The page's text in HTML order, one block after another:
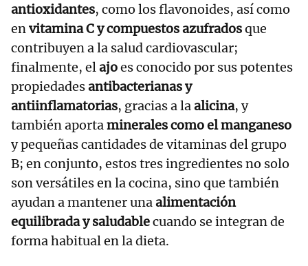
antioxidantes, como los flavonoides, así como
envitamina C y compuestos azufradosque
contribuyen a la salud cardiovascular;
finalmente, elajoes conocido por sus potentes
propiedadesantibacterianas y
antiinflamatorias, gracias a laalicina, y
también aportaminerales como el manganeso
y pequeñas cantidades de vitaminas del grupo
B; en conjunto, estos tres ingredientes no solo
son versátiles en la cocina, sino que también
ayudan a mantener unaalimentación
equilibrada y saludablecuando se integran de
forma habitual en la dieta.